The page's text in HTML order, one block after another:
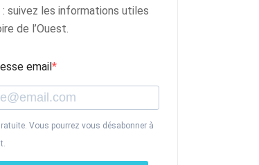
suivez les informations utiles
de l’Ouest.
email
Vous pourrez vous désabonner à